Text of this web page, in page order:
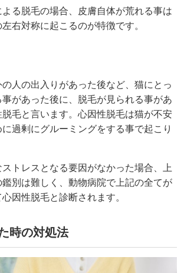
る脱毛の場合、皮膚自体が荒れる事は
右対称に起こるのが特徴です。
人の出入りがあった後など、猫にとっ
があった後に、脱毛が見られる事があ
脱毛と言います。心因性脱毛は猫が不安
過剰にグルーミングをする事で起こり
トレスとなる要因がなかった場合、上
別は難しく、動物病院で上記の全てが
因性脱毛と診断されます。
時の対処法